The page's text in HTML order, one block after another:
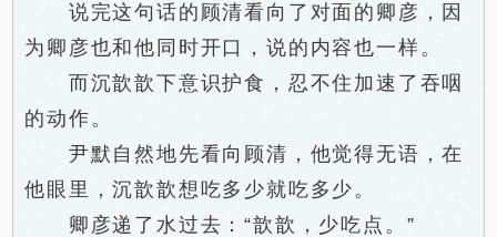
说完这句话的顾清看向了对面的卿彦，因
为卿彦也和他同时开口，说的内容也一样。
而沉歆歆下意识护食，忍不住加速了吞咽
的动作。
尹默自然地先看向顾清，他觉得无语，在
他眼里，沉歆歆想吃多少就吃多少。
卿彦递了水过去：“歆歆，少吃点。”